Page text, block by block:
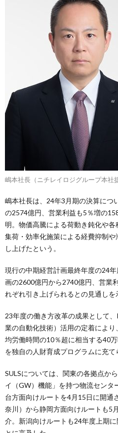
嶋本社長（ニチレイロジグループ本社
嶋本社長は、24年3月期の決算につ
の2574億円、営業利益も5％増の
明。物価高騰による荷動き鈍化や各
集荷・効率化施策による経費抑制
し上げたという。
現行の中期経営計画最終年度の24
画の2600億円から2740億円、営業
れぞれ引き上げられるとの見通しを
23年度の働き方改革の成果として
業の自動化技術）活用の定着によ
均労働時間の10％超に相当する40
を独自の人財育成プログラムに充て
SULSについては、関東の各拠点か
イ（GW）機能」を持つ物流センタ
台方面向けルートを4月15日に開通
奈川）から静岡方面向けルートも5
介。新潟向けルートも24年度上期